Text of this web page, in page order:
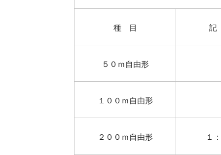
種 目 記
５０ｍ自由形
１００ｍ自由形
２００ｍ自由形 １